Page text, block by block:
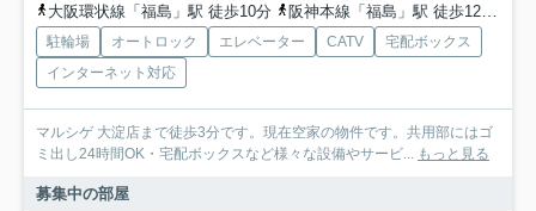
大阪環状線「福島」駅 徒歩10分
阪神本線「福島」駅 徒歩12分
駐輪場 オートロック エレベーター CATV
宅配ボックス
インターネット対応
マルシゲ 大淀店まで徒歩3分です。現在空家の物件です。共用部にはゴ
ミ出し24時間OK・宅配ボックスなど様々な設備やサービ...
もっと見る
募集中の部屋